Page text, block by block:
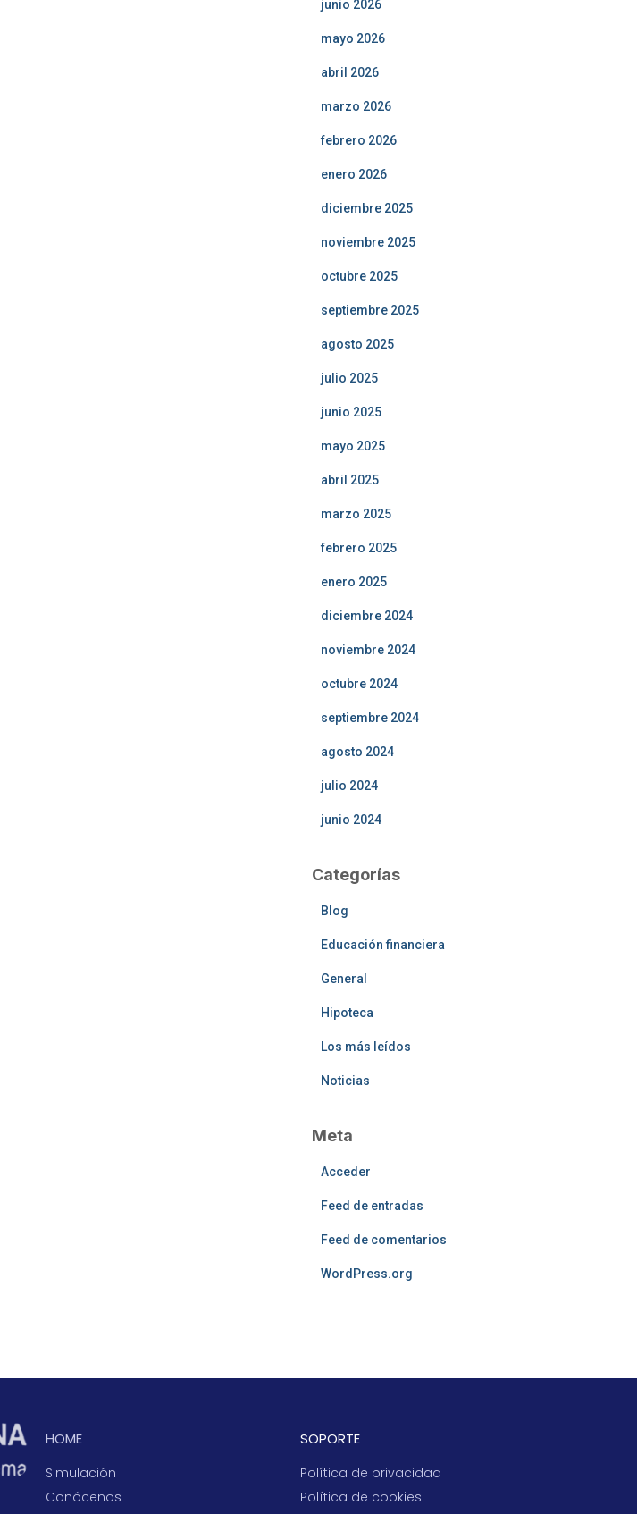
junio 2026
mayo 2026
abril 2026
marzo 2026
febrero 2026
enero 2026
diciembre 2025
noviembre 2025
octubre 2025
septiembre 2025
agosto 2025
julio 2025
junio 2025
mayo 2025
abril 2025
marzo 2025
febrero 2025
enero 2025
diciembre 2024
noviembre 2024
octubre 2024
septiembre 2024
agosto 2024
julio 2024
junio 2024
Categorías
Blog
Educación financiera
General
Hipoteca
Los más leídos
Noticias
Meta
Acceder
Feed de entradas
Feed de comentarios
WordPress.org
HOME
Simulación
Conócenos
SOPORTE
Política de privacidad
Política de cookies